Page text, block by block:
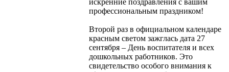
профессиональным праздником!
Второй раз в официальном календаре
красным светом зажглась дата 27
сентября – День воспитателя и всех
дошкольных работников. Это
свидетельство особого внимания к